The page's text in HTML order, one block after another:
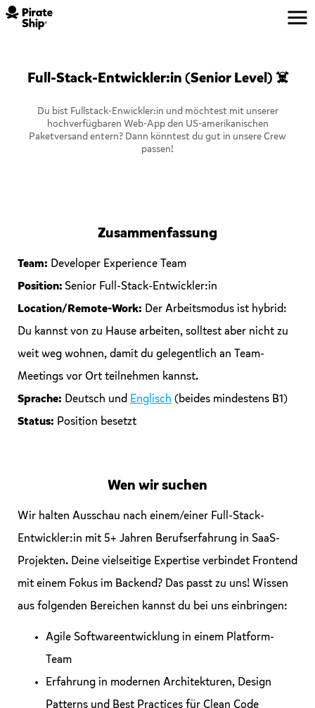
Full-Stack-Entwickler:in (Senior Level) ☠️
Du bist Fullstack-Enwickler:in und möchtest mit unserer
hochverfügbaren Web-App den US-amerikanischen
Paketversand entern? Dann könntest du gut in unsere Crew
passen!
Zusammenfassung
Team: Developer Experience Team
Position: Senior Full-Stack-Entwickler:in
Location/Remote-Work: Der Arbeitsmodus ist hybrid:
Du kannst von zu Hause arbeiten, solltest aber nicht zu
weit weg wohnen, damit du gelegentlich an Team-
Meetings vor Ort teilnehmen kannst.
Sprache: Deutsch und Englisch (beides mindestens B1)
Status: Position besetzt
Wen wir suchen
Wir halten Ausschau nach einem/einer Full-Stack-
Entwickler:in mit 5+ Jahren Berufserfahrung in SaaS-
Projekten. Deine vielseitige Expertise verbindet Frontend
mit einem Fokus im Backend? Das passt zu uns! Wissen
aus folgenden Bereichen kannst du bei uns einbringen:
Agile Softwareentwicklung in einem Platform-
Team
Erfahrung in modernen Architekturen, Design
Patterns und Best Practices für Clean Code